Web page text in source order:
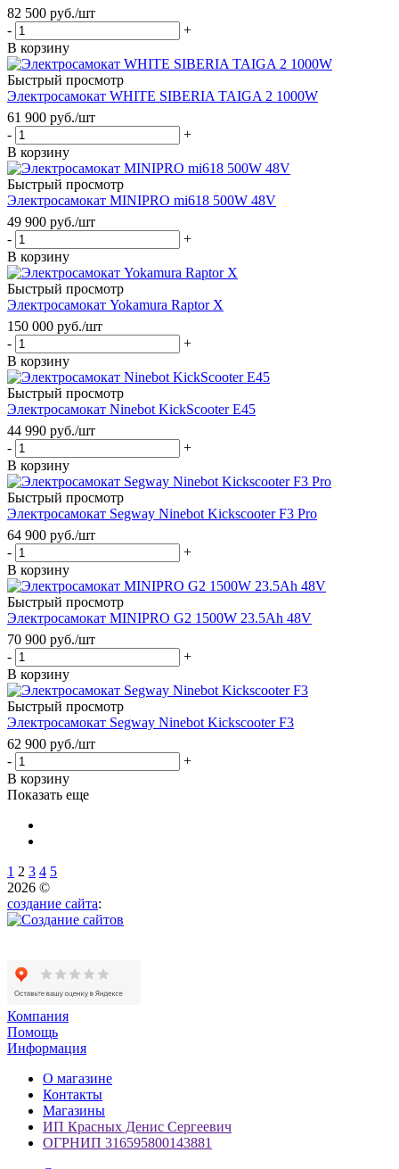
82 500 руб./шт
-
+
В корзину
Быстрый просмотр
Электросамокат WHITE SIBERIA TAIGA 2 1000W
61 900 руб./шт
-
+
В корзину
Быстрый просмотр
Электросамокат MINIPRO mi618 500W 48V
49 900 руб./шт
-
+
В корзину
Быстрый просмотр
Электросамокат Yokamura Raptor X
150 000 руб./шт
-
+
В корзину
Быстрый просмотр
Электросамокат Ninebot KickScooter E45
44 990 руб./шт
-
+
В корзину
Быстрый просмотр
Электросамокат Segway Ninebot Kickscooter F3 Pro
64 900 руб./шт
-
+
В корзину
Быстрый просмотр
Электросамокат MINIPRO G2 1500W 23.5Ah 48V
70 900 руб./шт
-
+
В корзину
Быстрый просмотр
Электросамокат Segway Ninebot Kickscooter F3
62 900 руб./шт
-
+
В корзину
Показать еще
1 2 3 4 5
2026 ©
создание сайта:
Компания
Помощь
Информация
О магазине
Контакты
Магазины
ИП Красных Денис Сергеевич
ОГРНИП 316595800143881